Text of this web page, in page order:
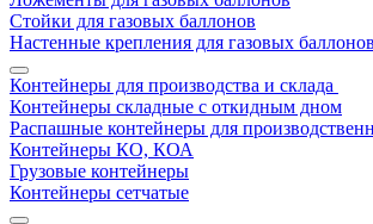
Стойки для газовых баллонов
Настенные крепления для газовых баллонов
Контейнеры для производства и склада
Контейнеры складные с откидным дном
Распашные контейнеры для
Контейнеры КО, КОА
Грузовые контейнеры
Контейнеры сетчатые